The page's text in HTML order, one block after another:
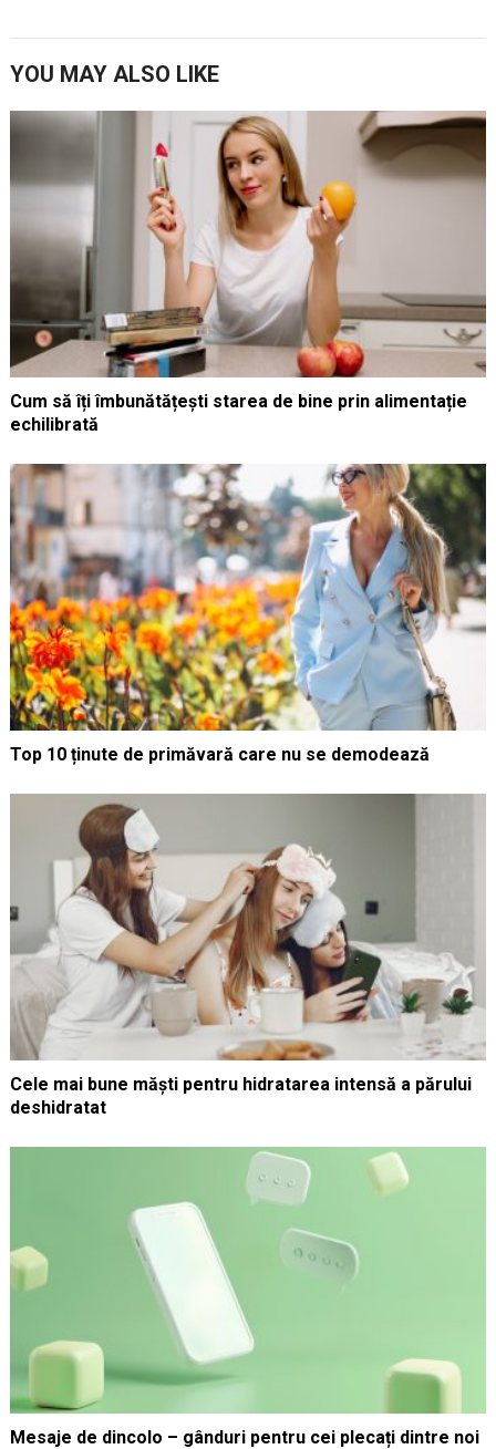
YOU MAY ALSO LIKE
Cum să îți îmbunătățești starea de bine prin alimentație
echilibrată
Top 10 ținute de primăvară care nu se demodează
Cele mai bune măști pentru hidratarea intensă a părului
deshidratat
Mesaje de dincolo – gânduri pentru cei plecați dintre noi